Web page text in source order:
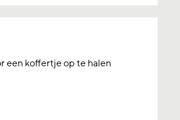
een koffertje op te halen